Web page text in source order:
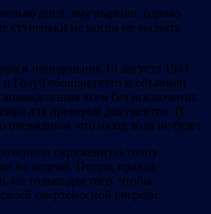
дней, яму вырыли, однако
ступеньки не могли не вызвать
в понедельник 18 августа 1941
и Голуб обошли гетто и объявили
всем без исключения
для проверки документов. И
очевидным, что назад хода не будет.
окруженную толпу
на колени. Потом, правда,
но только для того, чтобы
смертоносной очереди.